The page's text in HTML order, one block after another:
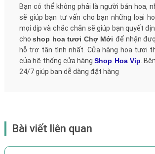
Bạn có thể không phải là người bán hoa,
sẽ giúp bạn tư vấn cho bạn những loại
mọi dịp và chắc chắn sẽ giúp bạn quyết
choshop hoa tươi Chợ Mớiđể nhận
hỗ trợ tận tình nhất. Cửa hàng hoa tươi
của hệ thống cửa hàngShop Hoa Vip .
24/7 giúp bạn dễ dàng đặt hàng
Bài viết liên quan